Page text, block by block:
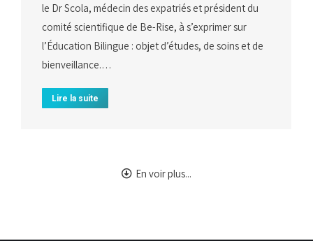
le Dr Scola, médecin des expatriés et président du
comité scientifique de Be-Rise, à s’exprimer sur
l’Éducation Bilingue : objet d’études, de soins et de
bienveillance.…
Lire la suite
En voir plus...